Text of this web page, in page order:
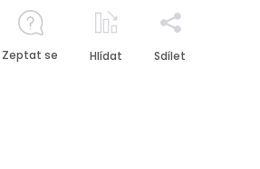
Zeptat se Hlídat Sdílet